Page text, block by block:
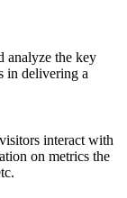
analyze the key
in delivering a
interact with
on metrics the